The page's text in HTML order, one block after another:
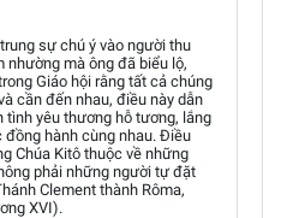
sự chú ý vào người thu
mà ông đã biểu lộ,
Giáo hội rằng tất cả chúng
cần đến nhau, điều này dẫn
yêu thương hỗ tương, lắng
đồng hành cùng nhau. Điều
Chúa Kitô thuộc về những
phải những người tự đặt
Clement thành Rôma,
XVI).